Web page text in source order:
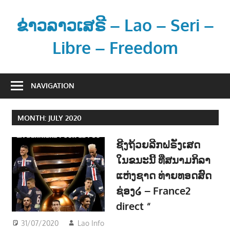
contentຂ່າວລາວເສຣີ – Lao – Seri –
Libre – Freedom
າ
ແ
ະ
ມູ
ນ
ຂ່
ວ
NAVIGATION
MONTH: JULY 2020
ຊີງຖ້ວຍລີກຝຣັ່ງເສດ
ໃນຂນະນີ້ ທີ່ສນາມກິລາ
ແຫ່ງຊາດ ທ່າຍທອດສົດ
ຊ່ອງ໒ – France2
direct “
31/07/2020 Lao Info